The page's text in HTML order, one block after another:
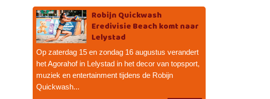
Robijn Quickwash
Eredivisie Beach komt naar
Lelystad
Op zaterdag 15 en zondag 16 augustus verandert
het Agorahof in Lelystad in het decor van topsport,
muziek en entertainment tijdens de Robijn
Quickwash...